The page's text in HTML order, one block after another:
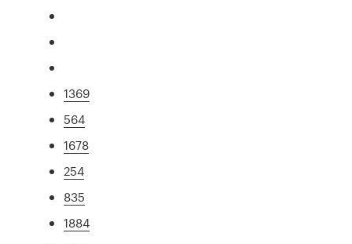
1369
564
1678
254
835
1884